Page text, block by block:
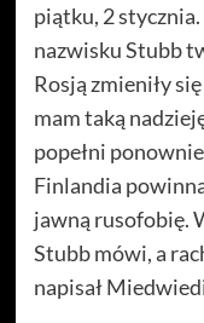
piątku, 2
nazwisku Stubb
Rosją zmieniły
mam taką
popełni
Finlandia
jawną rusofobię.
Stubb mówi, a
napisał